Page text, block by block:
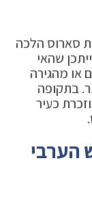
סארוס הלכה
שהאי
או מהגירה
בתקופה
כעיר
הערבי